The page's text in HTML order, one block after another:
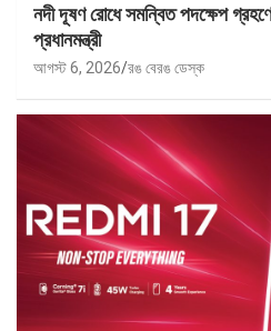
নদী দূষণ রোধে সমন্বিত পদক্ষেপ
প্রধানমন্ত্রী
আগস্ট 6, 2026 রঙ বেরঙ ডেস্ক